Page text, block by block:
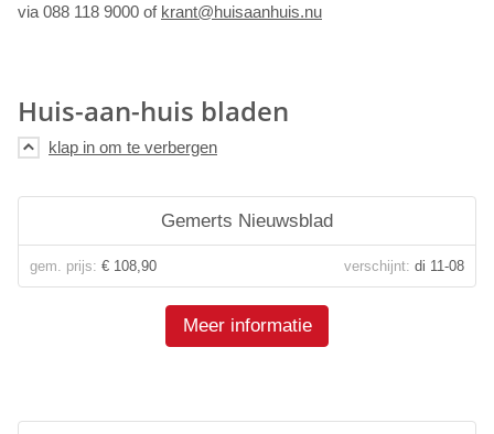
via 088 118 9000 of krant@huisaanhuis.nu
Huis-aan-huis bladen
Gemerts Nieuwsblad
gem. prijs: € 108,90 verschijnt: di 11-08
Meer informatie